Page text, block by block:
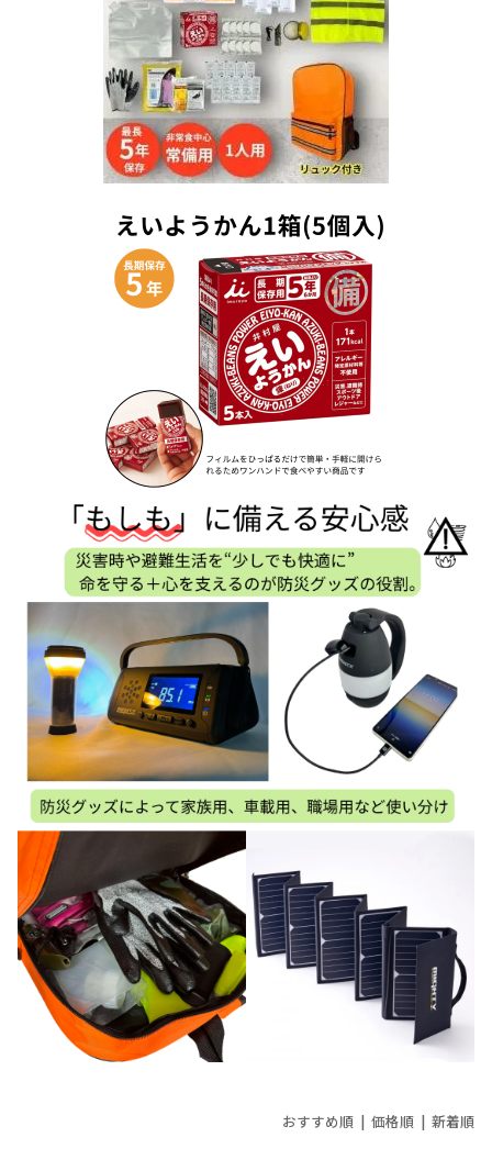
おすすめ順 |価格順 |新着順